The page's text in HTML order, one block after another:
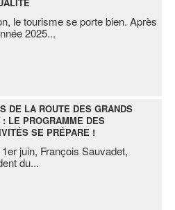
le tourisme se porte bien. Après
2025...
DE LA ROUTE DES GRANDS
: LE PROGRAMME DES
SE PRÉPARE !
juin, François Sauvadet,
du...